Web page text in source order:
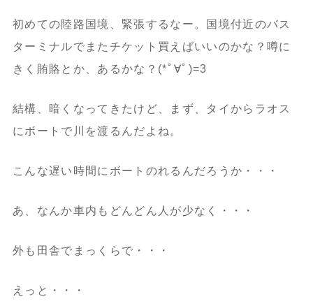
初めての陸路国境、緊張するなー。国境付近のバス
ターミナルでまたチケット買えばいいのかな？噂に
きく賄賂とか、あるかな？(*ﾟ∀ﾟ)=3
結構、暗くなってきたけど、まず、タイからラオス
にボートで川を渡るんだよね。
こんな遅い時間にボートのれるんだろうか・・・
あ、なんか車内もどんどん人が少なく・・・
外も田舎でまっくらで・・・
えっと・・・